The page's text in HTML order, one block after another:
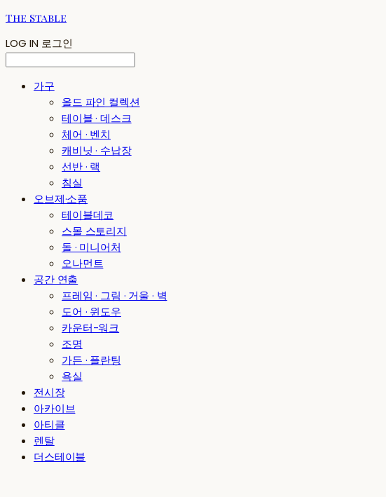
The Stable
LOG IN 로그인
가구
올드 파인 컬렉션
테이블 · 데스크
체어 · 벤치
캐비닛 · 수납장
선반 · 랙
침실
오브제·소품
테이블데코
스몰 스토리지
돌 · 미니어처
오나먼트
공간 연출
프레임 · 그림 · 거울 · 벽
도어 · 윈도우
카운터-워크
조명
가든 · 플란팅
욕실
전시장
아카이브
아티클
렌탈
더스테이블